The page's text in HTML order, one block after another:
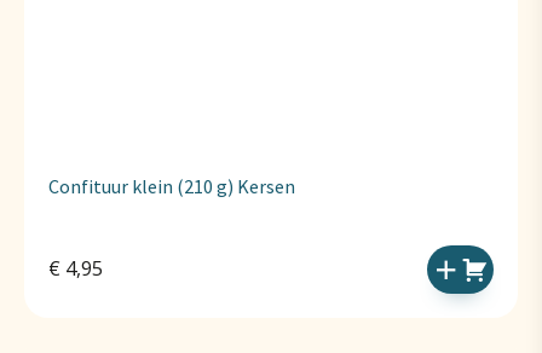
Confituur klein (210 g) Kersen
€ 4,95